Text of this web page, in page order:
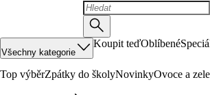
Všechny kategorie
Koupit teďOblíbené
Top výběrZpátky do školyNovinkyOvoce a